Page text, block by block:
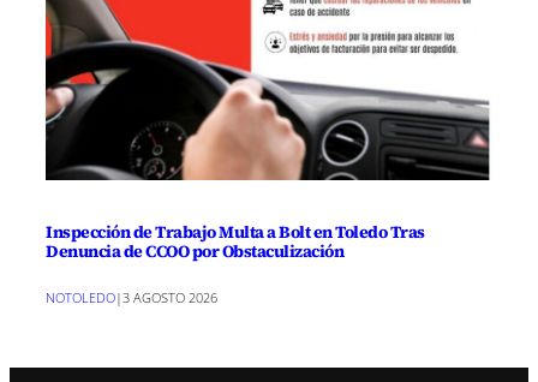
Inspección de Trabajo Multa a Bolt en Toledo Tras
Denuncia de CCOO por Obstaculización
NOTOLEDO|3 AGOSTO 2026